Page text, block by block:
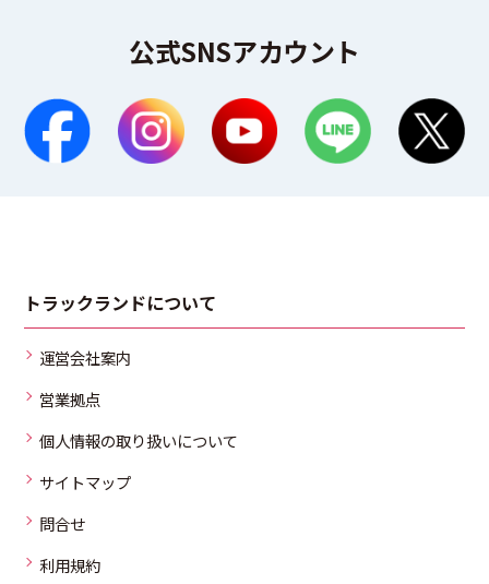
公式SNSアカウント
トラックランドについて
運営会社案内
営業拠点
個人情報の取り扱いについて
サイトマップ
問合せ
利用規約